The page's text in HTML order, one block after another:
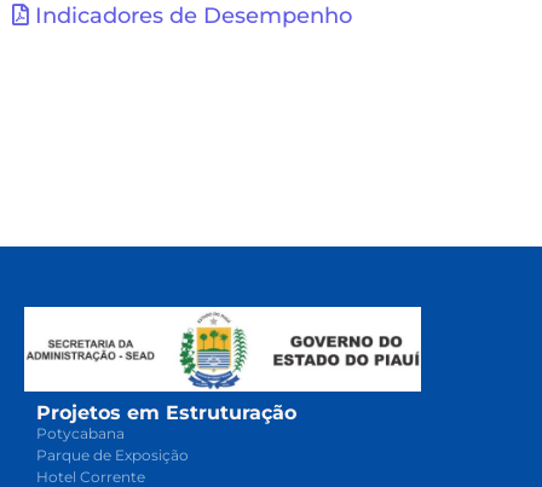
Indicadores de Desempenho
Projetos em Estruturação
Potycabana
Parque de Exposição
Hotel Corrente